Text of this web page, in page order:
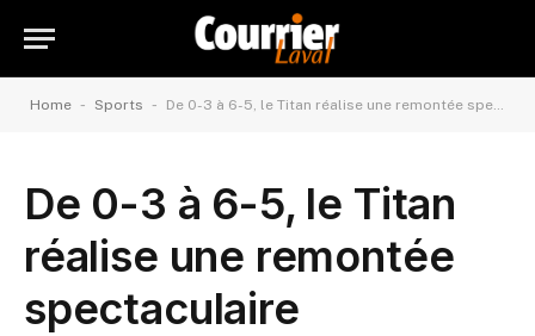
Home - Sports - De 0-3 à 6-5, le Titan réalise une remontée spectaculaire
De 0-3 à 6-5, le Titan
réalise une remontée
spectaculaire